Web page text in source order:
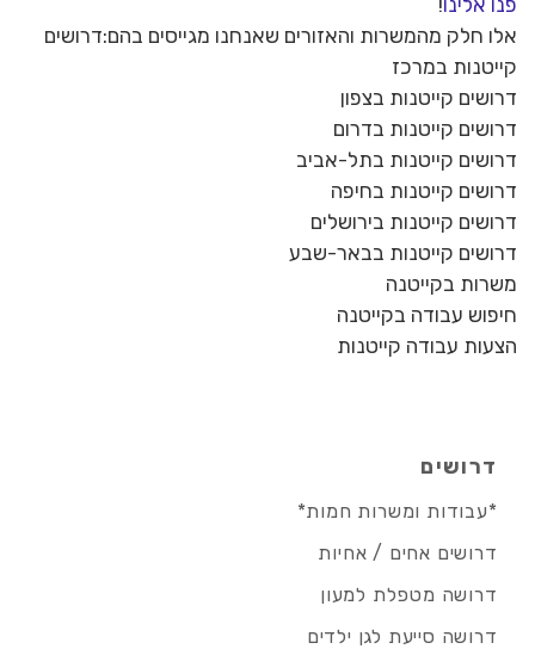
אלו חלק מהמשרות והאזורים שאנחנו מגייסים בהם:דרושים
קייטנות במרכז
דרושים קייטנות בצפון
דרושים קייטנות בדרום
דרושים קייטנות בתל-אביב
דרושים קייטנות בחיפה
דרושים קייטנות בירושלים
דרושים קייטנות בבאר-שבע
משרות בקייטנה
חיפוש עבודה בקייטנה
הצעות עבודה קייטנות
דרושים
*עבודות ומשרות חמות*
דרושים אחים / אחיות
דרושה מטפלת למעון
דרושה סייעת לגן ילדים